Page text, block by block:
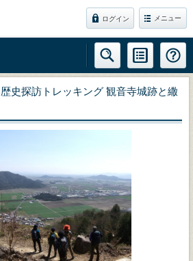
ログイン メニュー
史探訪トレッキング 観音寺城跡と繖